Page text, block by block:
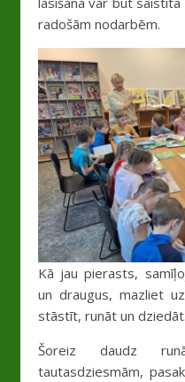
radošām nodarbēm.
Kā jau pierasts,
un draugus, mazliet
stāstīt, runāt un dziedāt.
Šoreiz daudz
tautasdziesmām,